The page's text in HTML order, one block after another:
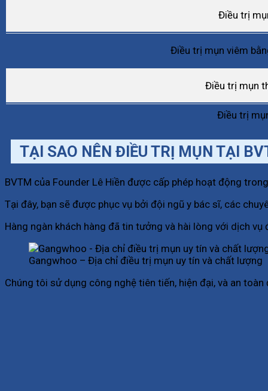
Điều trị
Điều trị mụn viêm
Điều trị mụn
Điều trị
TẠI SAO NÊN ĐIỀU TRỊ MỤN TẠI
BVTM của Founder Lê Hiền được cấp phép hoạt động
Tại đây, bạn sẽ được phục vụ bởi đội ngũ y bác sĩ, các
Hàng ngàn khách hàng đã tin tưởng và hài lòng với dịch
Gangwhoo – Địa chỉ điều trị mụn uy tín và chất lượng
Chúng tôi sử dụng công nghệ tiên tiến, hiện đại, và an